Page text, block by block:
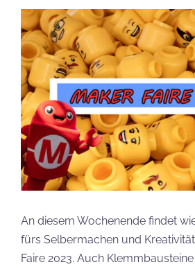
An diesem Wochenende findet
fürs Selbermachen und
Faire 2023. Auch